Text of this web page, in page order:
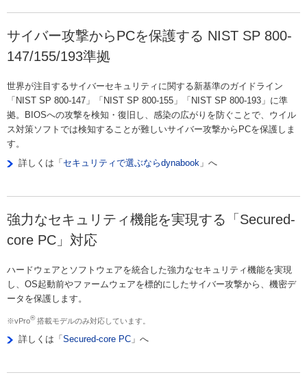
サイバー攻撃からPCを保護する NIST SP 800-
147/155/193準拠
世界が注目するサイバーセキュリティに関する新基準のガイドライン
「NIST SP 800-147」「NIST SP 800-155」「NIST SP 800-193」に準
拠。BIOSへの攻撃を検知・復旧し、感染の広がりを防ぐことで、ウイル
ス対策ソフトでは検知することが難しいサイバー攻撃からPCを保護しま
す。
詳しくは「 セキュリティで選ぶならdynabook 」へ
強力なセキュリティ機能を実現する「Secured-
core PC」対応
ハードウェアとソフトウェアを統合した強力なセキュリティ機能を実現
し、OS起動前やファームウェアを標的にしたサイバー攻撃から、機密デ
ータを保護します。
※vPro®搭載モデルのみ対応しています。
詳しくは「 Secured-core PC 」へ